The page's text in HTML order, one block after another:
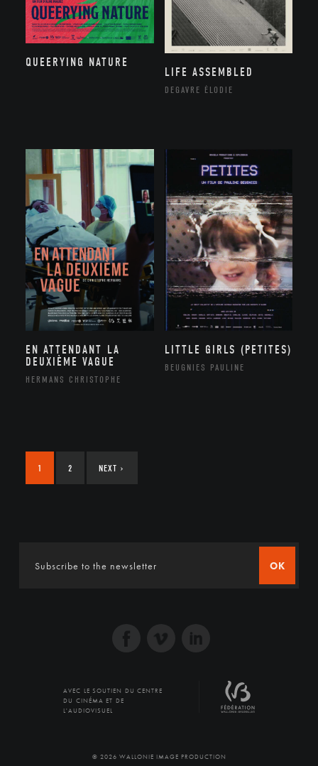
QUEERYING NATURE
LIFE ASSEMBLED
DEGAVRE ÉLODIE
EN ATTENDANT LA
DEUXIÈME VAGUE
HERMANS CHRISTOPHE
LITTLE GIRLS (PETITES)
BEUGNIES PAULINE
1 2 NEXT ›
OK
AVEC LE SOUTIEN DU CENTRE
DU CINÉMA ET DE
L'AUDIOVISUEL
© 2026 WALLONIE IMAGE PRODUCTION